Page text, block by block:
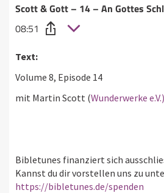
Scott & Gott – 14 – An Gottes
08:51
Text:
Volume 8, Episode 14
mit Martin Scott (Wunderwerke e.V.)
Bibletunes finanziert sich
Kannst du dir vorstellen uns zu
https://bibletunes.de/spenden